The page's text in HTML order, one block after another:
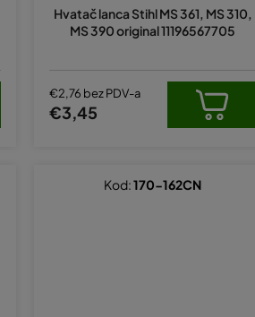
Hvatač lanca Stihl MS 361, MS 310,
MS 390 original 11196567705
€2,76 bez PDV-a
€3,45
Kod:170-162CN